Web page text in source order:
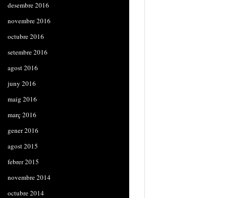
desembre 2016
novembre 2016
octubre 2016
setembre 2016
agost 2016
juny 2016
maig 2016
març 2016
gener 2016
agost 2015
febrer 2015
novembre 2014
octubre 2014